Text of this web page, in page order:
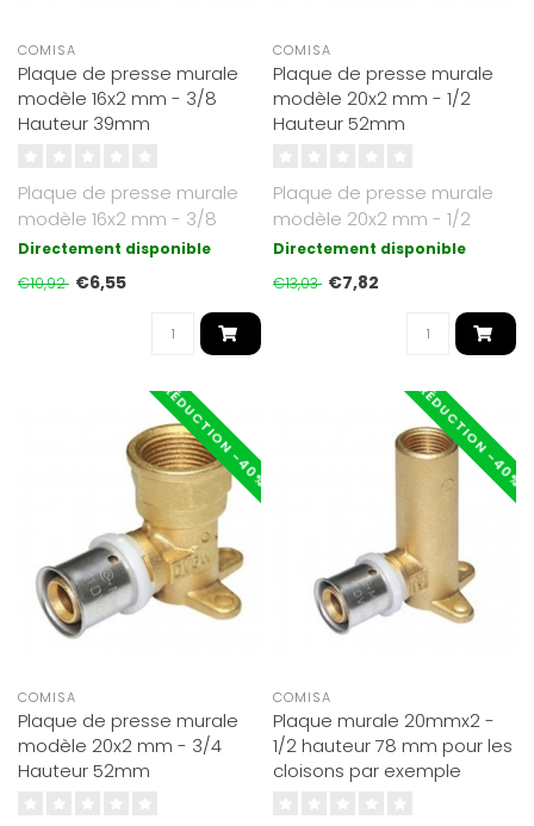
COMISA
Plaque de presse murale
modèle 16x2 mm - 3/8
Hauteur 39mm
Plaque de presse murale
modèle 16x2 mm - 3/8
inchHauteur 39mm
Approuvé KIWA..
Directement disponible
€10,92 €6,55
COMISA
Plaque de presse murale
modèle 20x2 mm - 1/2
Hauteur 52mm
Plaque de presse murale
modèle 20x2 mm - 1/2
inchHauteur 52mm..
Directement disponible
€13,03 €7,82
RÉDUCTION -40%
COMISA
Plaque de presse murale
modèle 20x2 mm - 3/4
Hauteur 52mm
RÉDUCTION -40%
COMISA
Plaque murale 20mmx2 -
1/2 hauteur 78 mm pour les
cloisons par exemple